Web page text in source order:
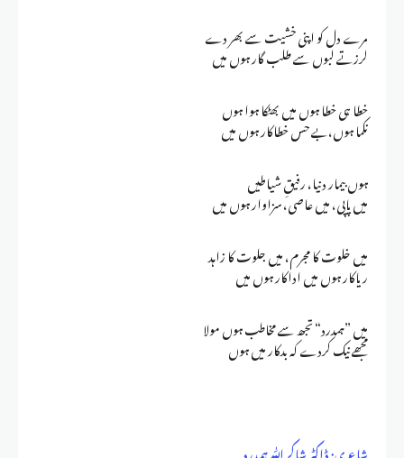
مرے دل کو اپنی خشیت سے بھر دے
لرزتے لبوں سے طلب گار ہوں میں
خطا ہی خطا ہوں میں بھٹکا ہوا ہوں
نکما ہوں،بے حس خطاکار ہوں میں
ہوں بیمار دنیا، رفیقِ شیاطیں
میں پاپی، میں عاصی، سزاوار ہوں میں
میں خلوت کا مجرم، میں جلوت کا زاہد
ریاکار ہوں میں اداکار ہوں میں
میں ”ہمدرد“ تجھ سے مخاطب ہوں مولا
مجھے نیک کردے کہ بدکار میں ہوں